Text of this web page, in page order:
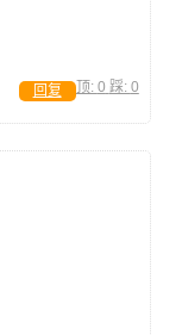
顶: 0 踩: 0
回复